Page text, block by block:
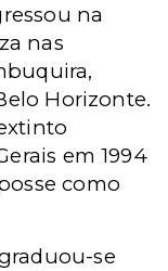
na
nas
Horizonte.
em 1994
como
se